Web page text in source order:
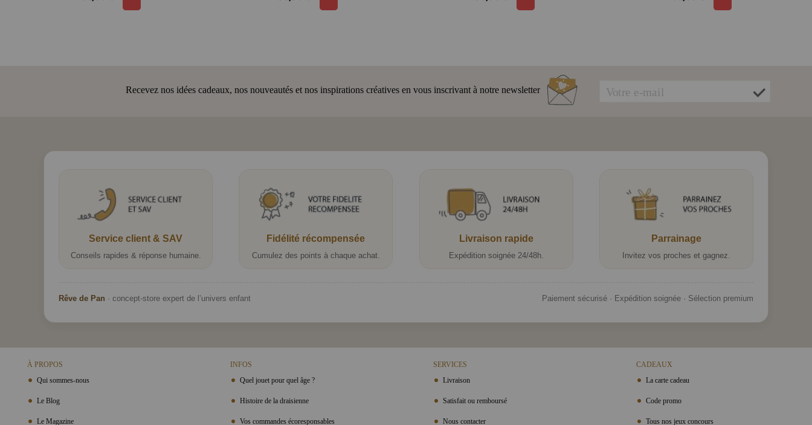
Recevez nos idées cadeaux, nos nouveautés et nos inspirations créatives en vous inscrivant à notre newsletter
Service client & SAV
Conseils rapides & réponse humaine.
Fidélité récompensée
Cumulez des points à chaque achat.
Livraison rapide
Expédition soignée 24/48h.
Parrainage
Invitez vos proches et gagnez.
Rêve de Pan · concept-store expert de l’univers enfant Paiement sécurisé · Expédition soignée · Sélection premium
À PROPOS
Qui sommes-nous
Le Blog
Le Magazine
INFOS
Quel jouet pour quel âge ?
Histoire de la draisienne
Vos commandes écoresponsables
SERVICES
Livraison
Satisfait ou remboursé
Nous contacter
CADEAUX
La carte cadeau
Code promo
Tous nos jeux concours